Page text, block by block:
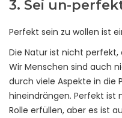
3. Sei un-
Perfekt sein zu wollen ist
Die Natur ist nicht perfekt,
Wir Menschen sind auch
durch viele Aspekte in die
hineindrängen. Perfekt ist
Rolle erfüllen, aber es ist